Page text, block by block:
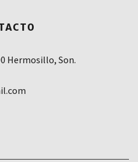
Hermosillo, Son.